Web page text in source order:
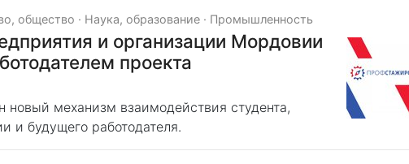
общество · Наука, образование · Промышленность
и организации Мордовии
проекта
новый механизм взаимодействия студента,
и будущего работодателя.